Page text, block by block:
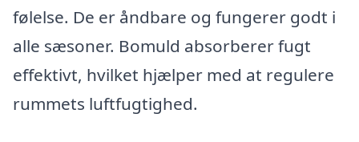
følelse. De er åndbare og fungerer godt i
alle sæsoner. Bomuld absorberer fugt
effektivt, hvilket hjælper med at regulere
rummets luftfugtighed.